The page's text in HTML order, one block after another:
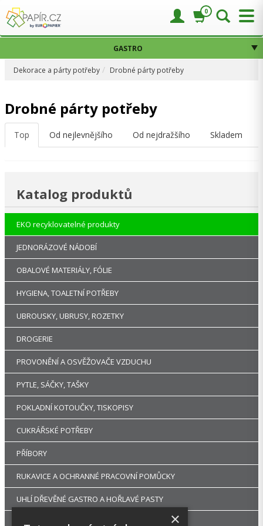
GASTRO
Dekorace a párty potřeby Drobné párty potřeby
Drobné párty potřeby
Top Od nejlevnějšího Od nejdražšího Skladem
Katalog produktů
EKO recyklovatelné produkty
JEDNORÁZOVÉ NÁDOBÍ
OBALOVÉ MATERIÁLY, FÓLIE
HYGIENA, TOALETNÍ POTŘEBY
UBROUSKY, UBRUSY, ROZETKY
DROGERIE
PROVONĚNÍ A OSVĚŽOVAČE VZDUCHU
PYTLE, SÁČKY, TAŠKY
POKLADNÍ KOTOUČKY, TISKOPISY
CUKRÁŘSKÉ POTŘEBY
PŘÍBORY
RUKAVICE A OCHRANNÉ PRACOVNÍ POMŮCKY
UHLÍ DŘEVĚNÉ GASTRO A HOŘLAVÉ PASTY
DEKORACE A PÁRTY POTŘEBY
0
×